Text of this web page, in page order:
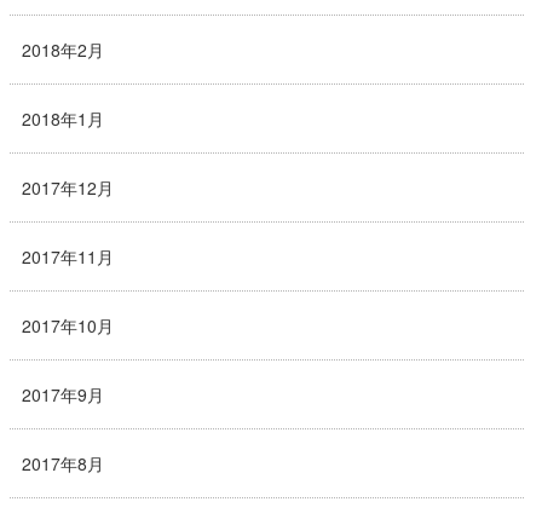
2018年2月
2018年1月
2017年12月
2017年11月
2017年10月
2017年9月
2017年8月